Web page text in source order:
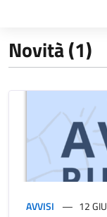
Novità (1)
AVVISI 12